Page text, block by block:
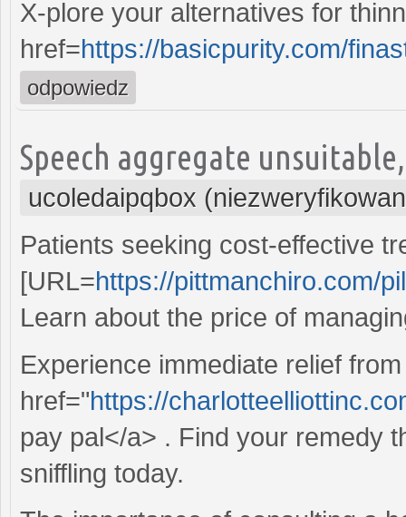
X-plore your alternatives for
href=https://basicpurity.com/
odpowiedz
Speech aggregate
ucoledaipqbox
Patients seeking cost-effective
[URL=https://pittmanchiro.com/
Learn about the price of
Experience immediate relief
href="https://
pay pal</a> . Find your remedy
sniffling today.